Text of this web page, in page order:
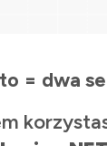
= dwa